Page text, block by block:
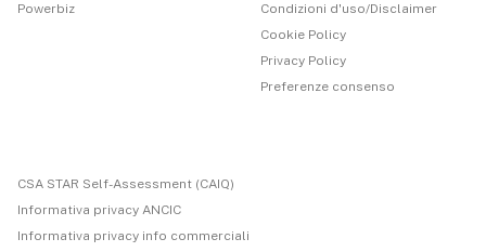
Powerbiz
Condizioni d'uso/Disclaimer
Cookie Policy
Privacy Policy
Preferenze consenso
CSA STAR Self-Assessment (CAIQ)
Informativa privacy ANCIC
Informativa privacy info commerciali